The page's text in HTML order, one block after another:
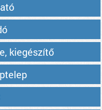
kiegészítő